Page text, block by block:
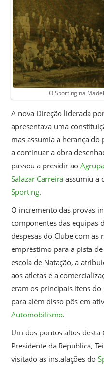
O Sporting na
A nova Direção liderada por
apresentava uma
mas assumia a herança do
a continuar a obra
passou a presidir ao
Salazar Carreiraassumiu a
Sporting.
O incremento das provas
componentes das equipas
despesas do Clube com as
empréstimo para a pista
escola de Natação, a
aos atletas e a
eram os principais itens
para além disso pôs em
Automobilismo.
Um dos pontos altos desta
Presidente da Republica,
visitado as instalações do